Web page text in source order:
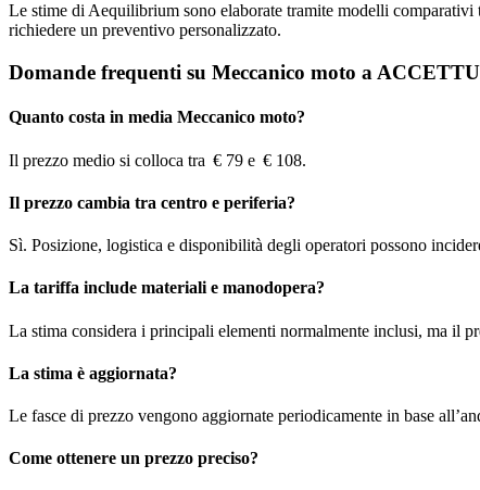
Le stime di Aequilibrium sono elaborate tramite modelli
richiedere un preventivo personalizzato.
Domande frequenti su Meccanico moto a
Quanto costa in media Meccanico moto?
Il prezzo medio si colloca tra € 79 e € 108.
Il prezzo cambia tra centro e periferia?
Sì. Posizione, logistica e disponibilità degli operatori possono
La tariffa include materiali e manodopera?
La stima considera i principali elementi normalmente inclusi, ma il
La stima è aggiornata?
Le fasce di prezzo vengono aggiornate periodicamente in base
Come ottenere un prezzo preciso?